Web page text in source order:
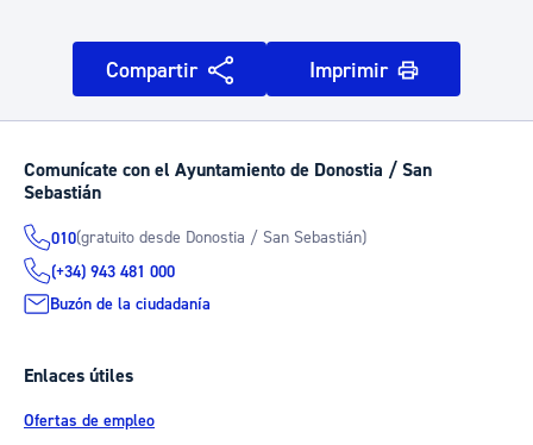
Compartir Imprimir
Comunícate con el Ayuntamiento de Donostia / San
Sebastián
010(gratuito desde Donostia / San Sebastián)
(+34) 943 481 000
Buzón de la ciudadanía
Enlaces útiles
Ofertas de empleo